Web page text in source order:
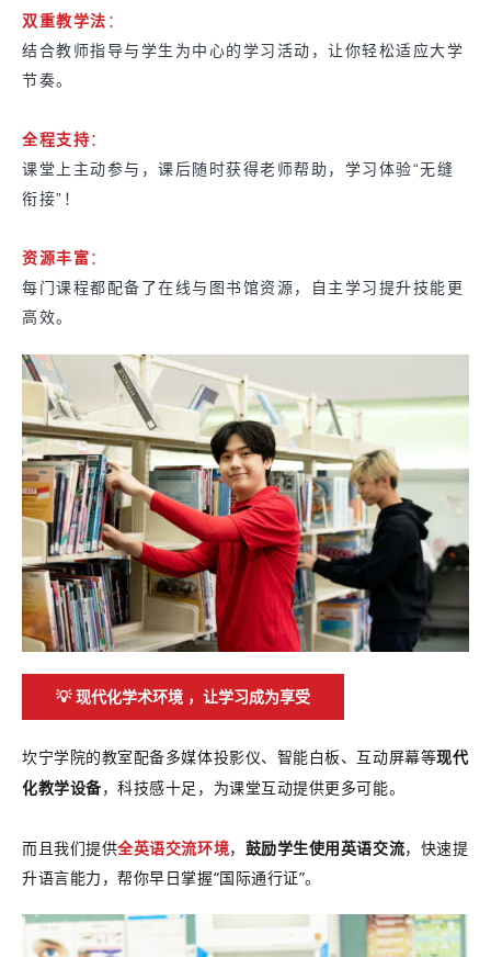
双重教学法 ：
结合教师指导与学生为中心的学习活动，让你轻松适应大学
节奏。
全程支持：
课堂上主动参与，课后随时获得老师帮助，学习体验“无缝
衔接”！
资源丰富：
每门课程都配备了在线与图书馆资源，自主学习提升技能更
高效。
💡 现代化学术环境 ，让学习成为享受
坎宁学院的教室配备多媒体投影仪、智能白板、互动屏幕等现代
化教学设备，科技感十足，为课堂互动提供更多可能。
而且我们提供全英语交流环境， 鼓励学生使用英语交流，快速提
升语言能力，帮你早日掌握“国际通行证”。